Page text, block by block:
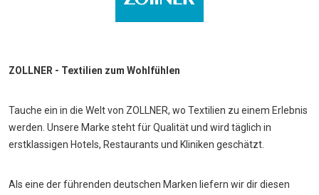
ZOLLNER - Textilien zum Wohlfühlen
Tauche ein in die Welt von ZOLLNER, wo Textilien zu einem Erlebnis
werden. Unsere Marke steht für Qualität und wird täglich in
erstklassigen Hotels, Restaurants und Kliniken geschätzt.
Als eine der führenden deutschen Marken liefern wir dir diesen